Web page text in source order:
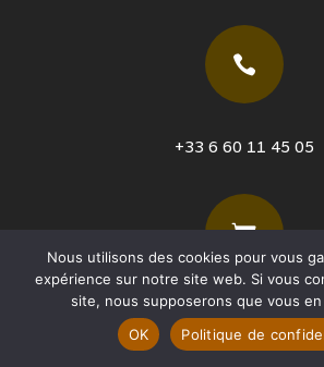

+33 6 60 11 45 05

Ouverture: Vendredi et Samedi
18h
Nous utilisons des cookies pour vous
expérience sur notre site web. Si vous
site, nous supposerons que vous
OK
Politique de